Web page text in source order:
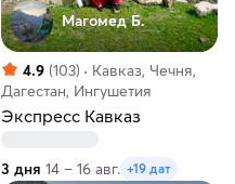
Магомед Б.
4.9 (103)
Кавказ, Чечня,
Дагестан, Ингушетия
Экспресс Кавказ
3 дня 14 – 16 авг. +19 дат